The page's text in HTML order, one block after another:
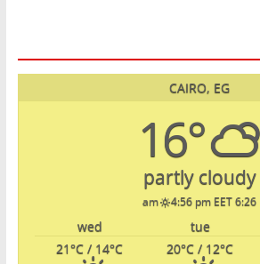
CAIRO, EG
16°
partly cloudy
6:26 am
4:56 pm EET
tue
wed
20°C / 12°C
21°C / 14°C